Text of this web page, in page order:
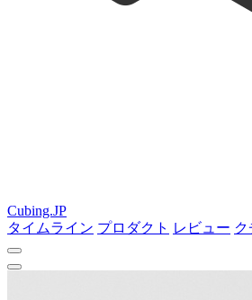
Cubing.JP
タイムライン プロダクト レビュー ク